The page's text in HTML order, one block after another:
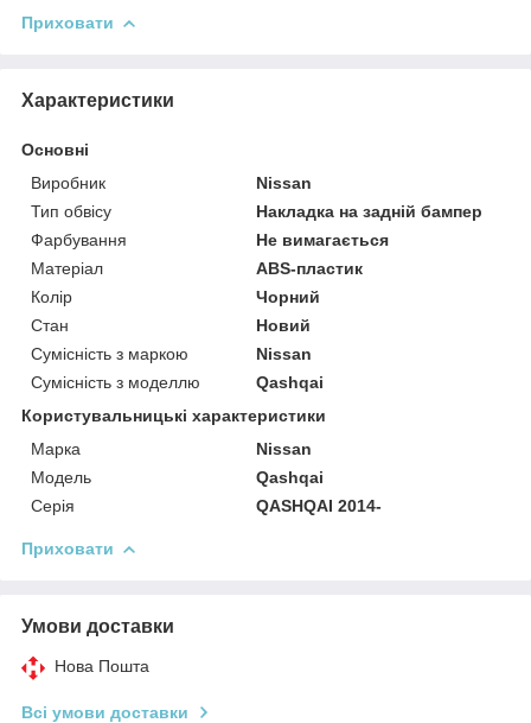
Приховати
Характеристики
Основні
Виробник
Nissan
Тип обвісу
Накладка на задній бампер
Фарбування
Не вимагається
Матеріал
ABS-пластик
Колір
Чорний
Стан
Новий
Сумісність з маркою
Nissan
Сумісність з моделлю
Qashqai
Користувальницькі характеристики
Марка
Nissan
Модель
Qashqai
Серія
QASHQAI 2014-
Приховати
Умови доставки
Нова Пошта
Всі умови доставки